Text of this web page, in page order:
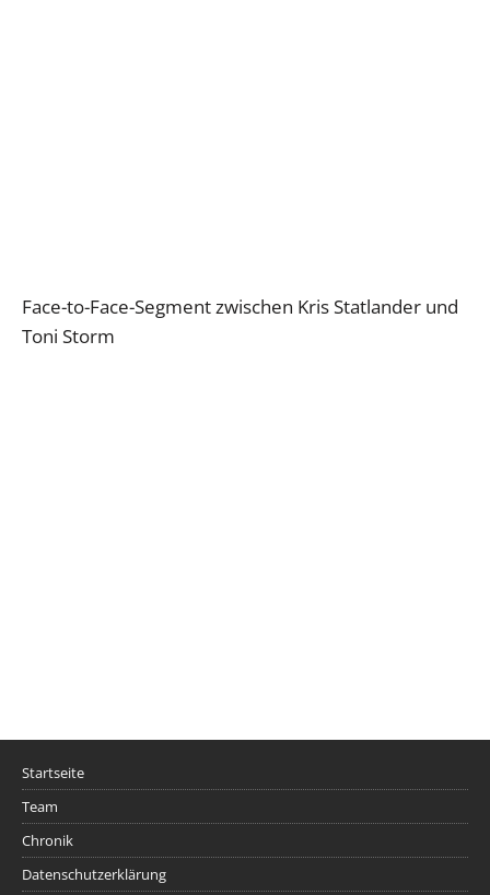
Face-to-Face-Segment zwischen Kris Statlander und
Toni Storm
Startseite
Team
Chronik
Datenschutzerklärung